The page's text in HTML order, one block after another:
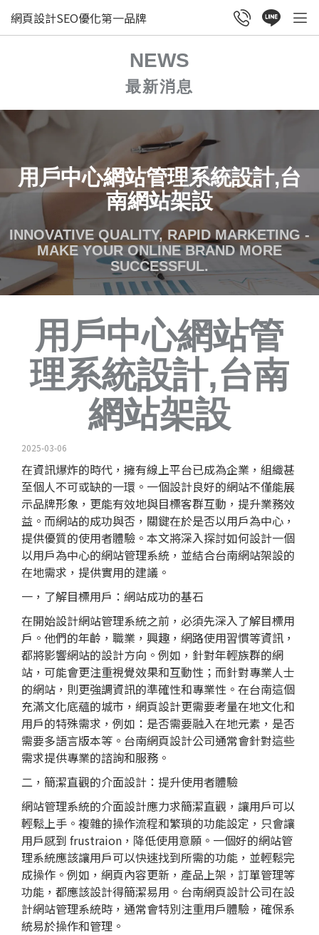
網頁設計SEO優化第一品牌
NEWS
最新消息
用戶中心網站管理系統設計,台
南網站架設
INNOVATIVE QUALITY, RAPID MARKETING -
MAKE YOUR ONLINE BRAND MORE
SUCCESSFUL.
用戶中心網站管
理系統設計,台南
網站架設
2025-03-06
在資訊爆炸的時代，擁有線上平台已成為企業，組織甚
至個人不可或缺的一環。一個設計良好的網站不僅能展
示品牌形象，更能有效地與目標客群互動，提升業務效
益。而網站的成功與否，關鍵在於是否以用戶為中心，
提供優質的使用者體驗。本文將深入探討如何設計一個
以用戶為中心的網站管理系統，並結合台南網站架設的
在地需求，提供實用的建議。
一，了解目標用戶：網站成功的基石
在開始設計網站管理系統之前，必須先深入了解目標用
戶。他們的年齡，職業，興趣，網路使用習慣等資訊，
都將影響網站的設計方向。例如，針對年輕族群的網
站，可能會更注重視覺效果和互動性；而針對專業人士
的網站，則更強調資訊的準確性和專業性。在台南這個
充滿文化底蘊的城市， 網頁設計更需要考量在地文化和
用戶的特殊需求，例如：是否需要融入在地元素，是否
需要多語言版本等。 台南網頁設計公司通常會針對這些
需求提供專業的諮詢和服務。
二，簡潔直觀的介面設計：提升使用者體驗
網站管理系統的介面設計應力求簡潔直觀，讓用戶可以
輕鬆上手。複雜的操作流程和繁瑣的功能設定，只會讓
用戶感到 frustraion，降低使用意願。一個好的網站管
理系統應該讓用戶可以快速找到所需的功能，並輕鬆完
成操作。例如，網頁內容更新，產品上架，訂單管理等
功能，都應該設計得簡潔易用。台南網頁設計公司在設
計網站管理系統時，通常會特別注重用戶體驗，確保系
統易於操作和管理。